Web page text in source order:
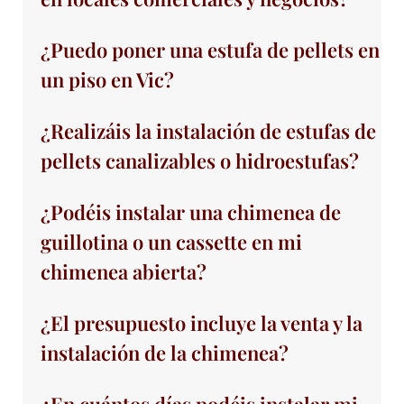
¿Puedo poner una estufa de pellets en
un piso en Vic?
¿Realizáis la instalación de estufas de
pellets canalizables o hidroestufas?
¿Podéis instalar una chimenea de
guillotina o un cassette en mi
chimenea abierta?
¿El presupuesto incluye la venta y la
instalación de la chimenea?